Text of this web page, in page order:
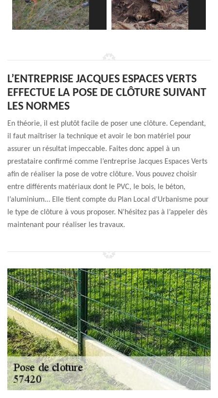
L’ENTREPRISE JACQUES ESPACES VERTS
EFFECTUE LA POSE DE CLÔTURE SUIVANT
LES NORMES
En théorie, il est plutôt facile de poser une clôture. Cependant,
il faut maîtriser la technique et avoir le bon matériel pour
assurer un résultat impeccable. Faites donc appel à un
prestataire confirmé comme l’entreprise Jacques Espaces Verts
afin de réaliser la pose de votre clôture. Vous pouvez choisir
entre différents matériaux dont le PVC, le bois, le béton,
l’aluminium… Elle tient compte du Plan Local d’Urbanisme pour
le type de clôture à vous proposer. N’hésitez pas à l’appeler dès
maintenant pour réaliser les travaux.